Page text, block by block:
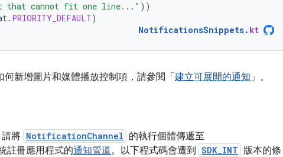
that cannot fit one line..." ))
. PRIORITY_DEFAULT)
NotificationsSnippets. kt
新增圖片和媒體播放控制項，請參閱「建立可展開的通知 」。
將 NotificationChannel 的執行個體傳遞至
註冊應用程式的通知管道。以下程式碼會遭到 SDK_INT 版本的條